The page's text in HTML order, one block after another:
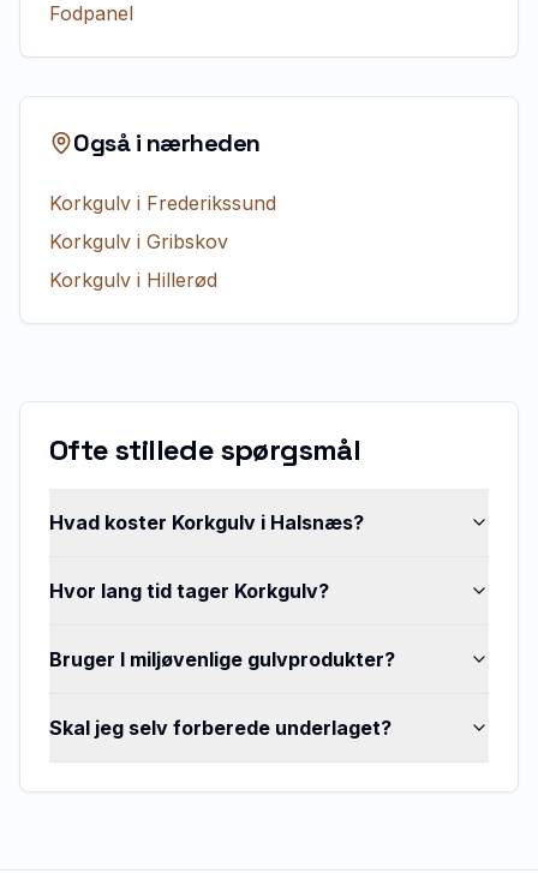
Fodpanel
Også i nærheden
Korkgulv i Frederikssund
Korkgulv i Gribskov
Korkgulv i Hillerød
Ofte stillede spørgsmål
Hvad koster Korkgulv i Halsnæs?
Hvor lang tid tager Korkgulv?
Bruger I miljøvenlige gulvprodukter?
Skal jeg selv forberede underlaget?